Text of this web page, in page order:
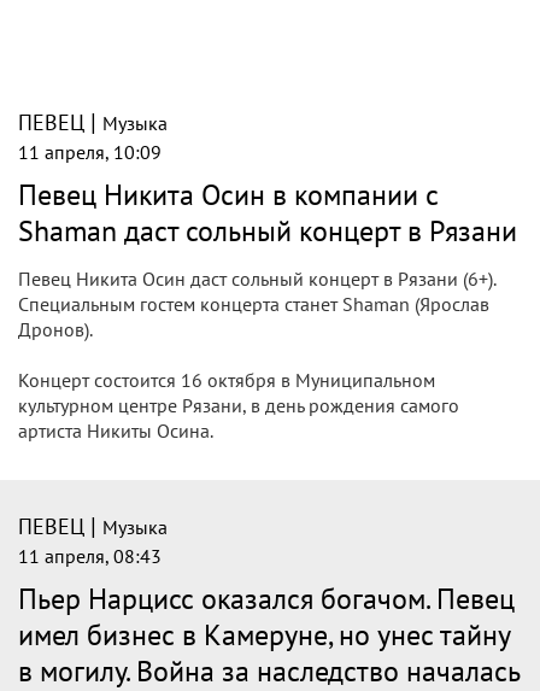
ПЕВЕЦ | Музыка
11 апреля, 10:09
Певец Никита Осин в компании с
Shaman даст сольный концерт в Рязани
Певец Никита Осин даст сольный концерт в Рязани (6+).
Специальным гостем концерта станет Shaman (Ярослав
Дронов).
Концерт состоится 16 октября в Муниципальном
культурном центре Рязани, в день рождения самого
артиста Никиты Осина.
ПЕВЕЦ | Музыка
11 апреля, 08:43
Пьер Нарцисс оказался богачом. Певец
имел бизнес в Камеруне, но унес тайну
в могилу. Война за наследство началась